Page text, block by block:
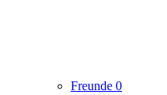
Freunde 0